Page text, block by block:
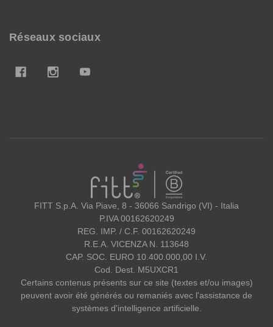
Réseaux sociaux
FITT
FITT S.p.A. Via Piave, 8 - 36066 Sandrigo (VI) - Italia
P.IVA 00162620249
REG. IMP. / C.F. 00162620249
R.E.A. VICENZA N. 113648
CAP. SOC. EURO 10.400.000,00 I.V.
Cod. Dest. M5UXCR1
Certains contenus présents sur ce site (textes et/ou images)
peuvent avoir été générés ou remaniés avec l'assistance de
systèmes d'intelligence artificielle.